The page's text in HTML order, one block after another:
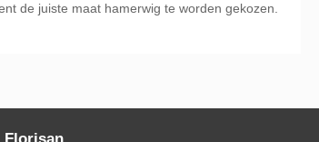
de juiste maat hamerwig te worden gekozen.